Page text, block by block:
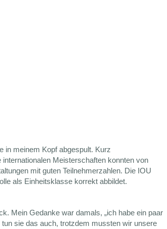
in meinem Kopf abgespult. Kurz
Meisterschaften konnten von
mit guten Teilnehmerzahlen. Die IOU
als Einheitsklasse korrekt abbildet.
Mein Gedanke war damals, „ich habe ein paar
sie das auch, trotzdem mussten wir unsere